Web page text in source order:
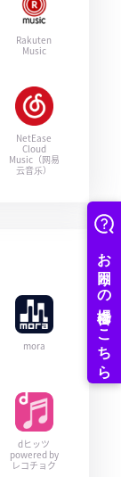
Rakuten
Music
NetEase
Cloud
Music（网易
云音乐）
mora
dヒッツ
powered by
レコチョク